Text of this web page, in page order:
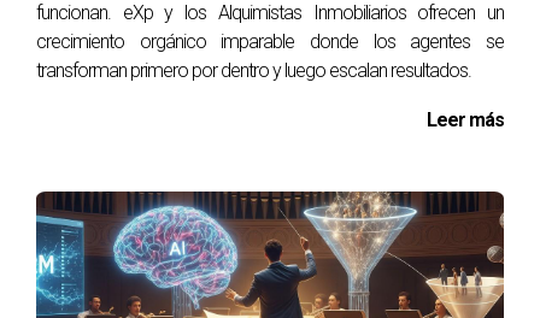
¿Por qué el reclutamiento orgánico es más
efectivo?
Etiquetas:
#ReclutamientoInmobiliario
#TransformaciónPersonal #eXpRealty
#AlquimistasInmobiliarios #LiderazgoInmobiliario
funcionan. eXp y los Alquimistas Inmobiliarios ofrecen un
crecimiento orgánico imparable donde los agentes se
transforman primero por dentro y luego escalan resultados.
Leer más